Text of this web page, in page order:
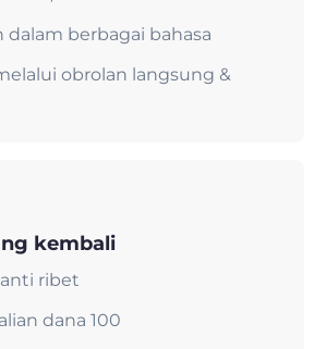
dalam berbagai bahasa
obrolan langsung &
kembali
ribet
dana 100